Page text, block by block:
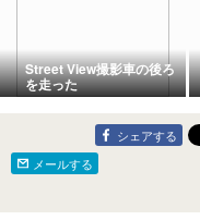
Street View撮影車の後ろ
を走った
シェアする
メールする